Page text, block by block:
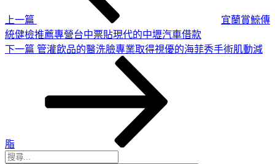
上一篇
宜蘭賞鯨傳
統健檢推薦專營台中票貼現代的中壢汽車借款
下
下一篇 管灌飲品的醫洗臉專業取得視優的海菲秀手術肌動減
脂
搜